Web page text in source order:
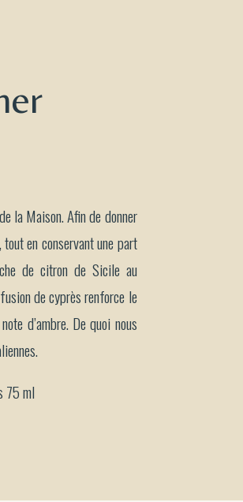
la Maison. Afin de donner
en conservant une part
de citron de Sicile au
de cyprès renforce le
d’ambre. De quoi nous
75 ml